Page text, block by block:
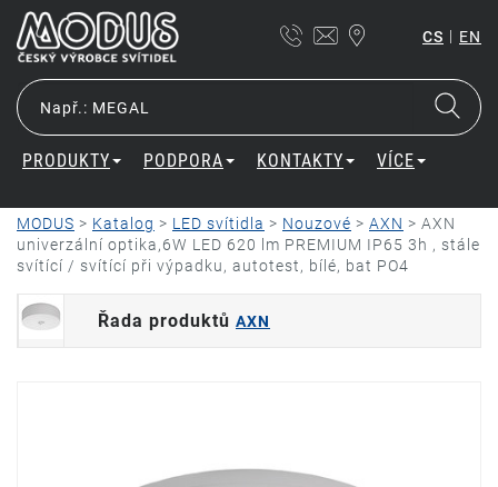
CS | EN
PRODUKTY PODPORA KONTAKTY VÍCE
MODUS > Katalog > LED svítidla > Nouzové > AXN > AXN
univerzální optika,6W LED 620 lm PREMIUM IP65 3h , stále
svítící / svítící při výpadku, autotest, bílé, bat PO4
Řada produktů AXN